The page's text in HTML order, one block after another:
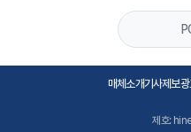
매체소개기사제보
제호: